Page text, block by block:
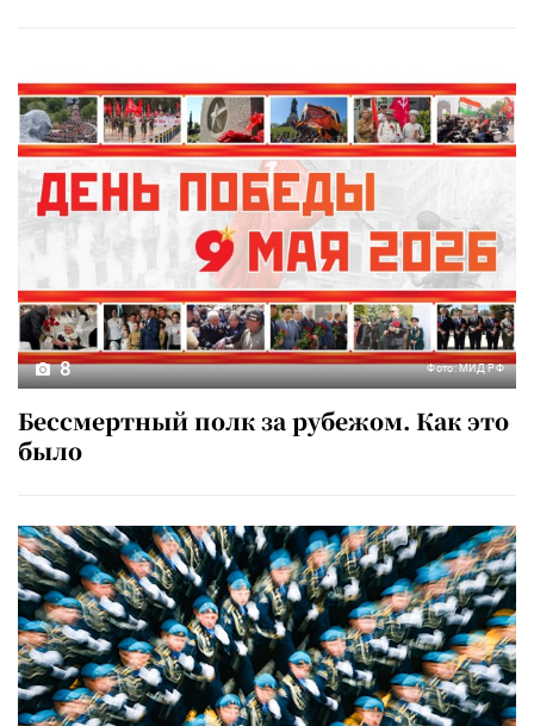
8 Фото: МИД РФ
Бессмертный полк за рубежом. Как это
было